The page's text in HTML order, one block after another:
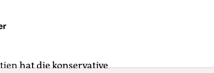
hat die konservative